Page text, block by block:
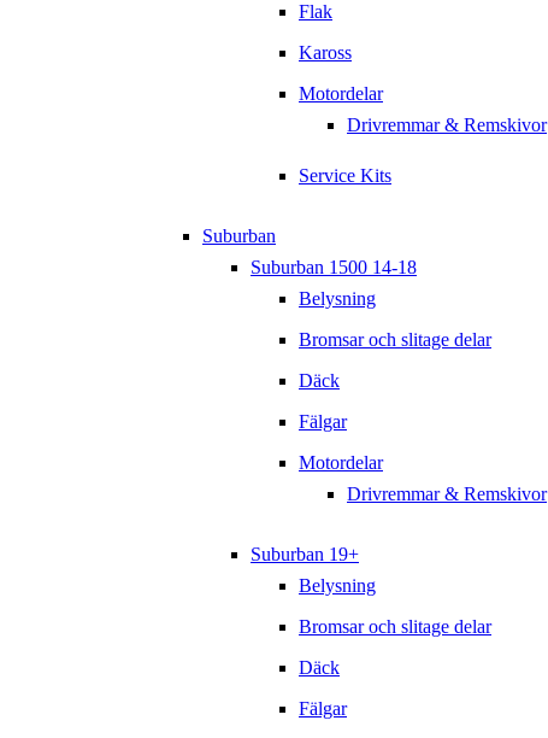
Flak
Kaross
Motordelar
Drivremmar & Remskivor
Service Kits
Suburban
Suburban 1500 14-18
Belysning
Bromsar och slitage delar
Däck
Fälgar
Motordelar
Drivremmar & Remskivor
Suburban 19+
Belysning
Bromsar och slitage delar
Däck
Fälgar